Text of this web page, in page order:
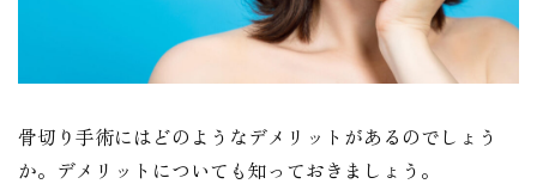
骨切り手術にはどのようなデメリットがあるのでしょう
か。デメリットについても知っておきましょう。